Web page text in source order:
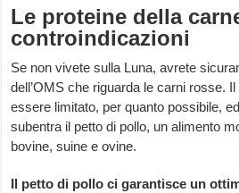
Le proteine della
controindicazioni
Se non vivete sulla Luna, avrete
dell’OMS che riguarda le carni rosse.
essere limitato, per quanto possibile,
subentra il petto di pollo, un alimento
bovine, suine e ovine.
Il petto di pollo ci garantisce un